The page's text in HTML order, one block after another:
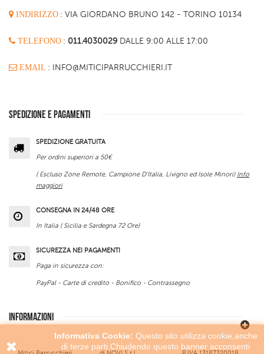
Informativa Cookie: Questo sito utilizza cookie,anche
di terze parti.Chiudendo questo banner acconsenti
INDIRIZZO : VIA GIORDANO BRUNO 142 - TORINO 10134
TELEFONO : 011.4030029 DALLE 9:00 ALLE 17:00
EMAIL : INFO@MITICIPARRUCCHIERI.IT
SPEDIZIONE E PAGAMENTI
SPEDIZIONE GRATUITA
Per ordini superiori a 50€
( Escluso Zone Remote, Campione D'Italia, Livigno ed Isole Minori) Info
maggiori
CONSEGNA IN 24/48 ORE
In Italia ( Sicilia e Sardegna 72 Ore)
SICUREZZA NEI PAGAMENTI
Paga in sicurezza con:
PayPal - Carte di credito - Bonifico - Contrassegno
INFORMAZIONI